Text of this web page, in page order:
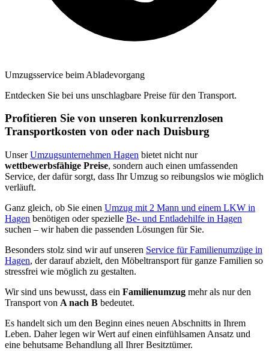
Umzugsservice beim Abladevorgang
Entdecken Sie bei uns unschlagbare Preise für den Transport.
Profitieren Sie von unseren konkurrenzlosen
Transportkosten von oder nach Duisburg
UnserUmzugsunternehmen Hagen bietet nicht nur
wettbewerbsfähige Preise, sondern auch einen umfassenden
Service, der dafür sorgt, dass Ihr Umzug so reibungslos wie möglich
verläuft.
Ganz gleich, ob Sie einen Umzug mit 2 Mann und einem LKW in
Hagen benötigen oder spezielle Be- und Entladehilfe in Hagen
suchen – wir haben die passenden Lösungen für Sie.
Besonders stolz sind wir auf unseren Service für Familienumzüge in
Hagen, der darauf abzielt, den Möbeltransport für ganze Familien so
stressfrei wie möglich zu gestalten.
Wir sind uns bewusst, dass ein Familienumzug mehr als nur den
Transport von A nach B bedeutet.
Es handelt sich um den Beginn eines neuen Abschnitts in Ihrem
Leben. Daher legen wir Wert auf einen einfühlsamen Ansatz und
eine behutsame Behandlung all Ihrer Besitztümer.